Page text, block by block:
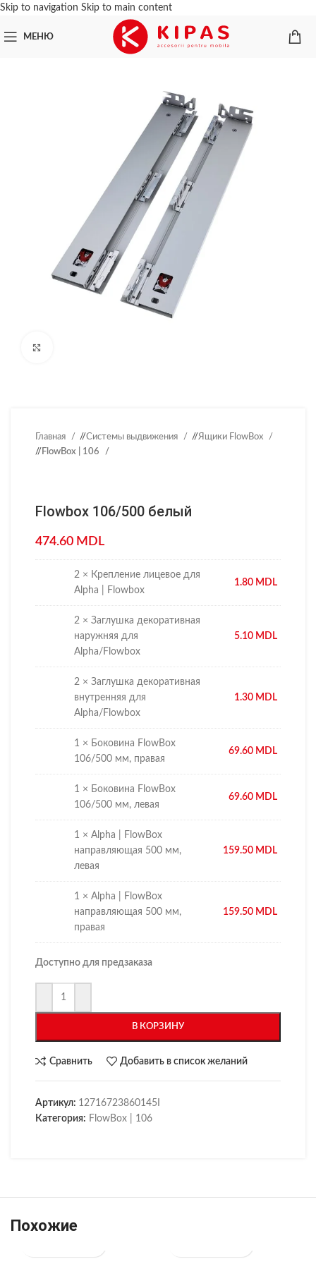
Skip to navigation Skip to main content
МЕНЮ
Главная / Системы выдвижения / Ящики FlowBox
/ FlowBox | 106
Flowbox 106/500 белый
474.60 MDL
2 × Крепление лицевое для
Alpha | Flowbox
1.80 MDL
2 × Заглушка декоративная
наружняя для
Alpha/Flowbox
5.10 MDL
2 × Заглушка декоративная
внутренняя для
Alpha/Flowbox
1.30 MDL
1 × Боковина FlowBox
106/500 мм, правая
69.60 MDL
1 × Боковина FlowBox
106/500 мм, левая
69.60 MDL
1 × Alpha | FlowBox
направляющая 500 мм,
левая
159.50 MDL
1 × Alpha | FlowBox
направляющая 500 мм,
правая
159.50 MDL
Доступно для предзаказа
В КОРЗИНУ
Сравнить Добавить в список желаний
Артикул: 12716723860145I
Категория: FlowBox | 106
Похожие